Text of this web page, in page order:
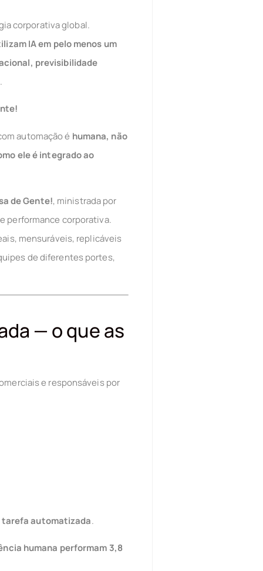
corporativa global.
IA em pelo menos um
previsibilidade
automação é humana, não
ele é integrado ao
de Gente!, ministrada por
performance corporativa.
mensuráveis, replicáveis
de diferentes portes,
— o que as
e responsáveis por
tarefa automatizada.
humana performam 3,8